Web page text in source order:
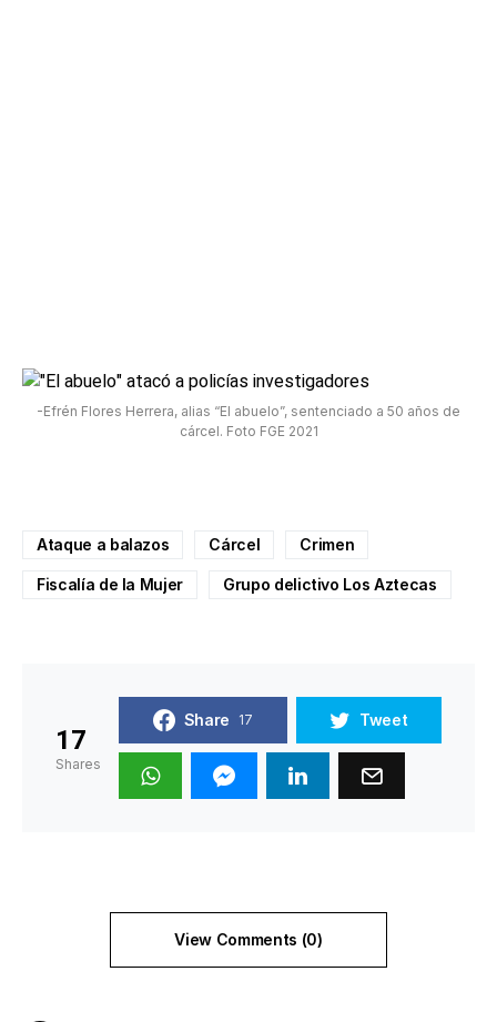
-Efrén Flores Herrera, alias “El abuelo”, sentenciado a 50 años de
cárcel. Foto FGE 2021
Ataque a balazos Cárcel Crimen
Fiscalía de la Mujer Grupo delictivo Los Aztecas
17
Shares
Share 17 Tweet
View Comments (0)